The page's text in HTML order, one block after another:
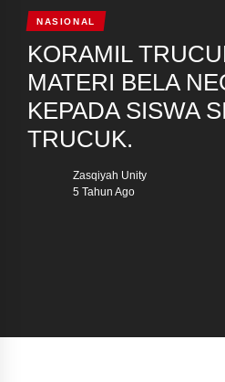
NASIONAL
KORAMIL
MATERI BELA
KEPADA SISWA
TRUCUK.
Zasqiyah Unity
5 Tahun Ago